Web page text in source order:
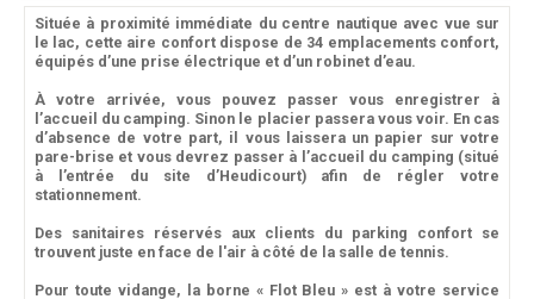
Située à proximité immédiate du centre nautique avec vue sur
le lac, cette aire confort dispose de 34 emplacements confort,
équipés d’une prise électrique et d’un robinet d’eau.
À votre arrivée, vous pouvez passer vous enregistrer à
l’accueil du camping. Sinon le placier passera vous voir. En cas
d’absence de votre part, il vous laissera un papier sur votre
pare-brise et vous devrez passer à l’accueil du camping (situé
à l’entrée du site d’Heudicourt) afin de régler votre
stationnement.
Des sanitaires réservés aux clients du parking confort se
trouvent juste en face de l'air à côté de la salle de tennis.
Pour toute vidange, la borne « Flot Bleu » est à votre service